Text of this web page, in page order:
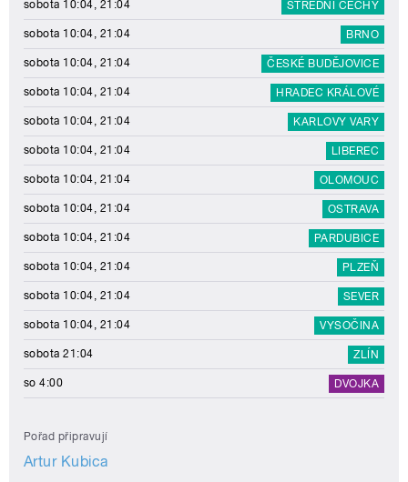
sobota 10:04, 21:04 STŘEDNÍ ČECHY
sobota 10:04, 21:04 BRNO
sobota 10:04, 21:04 ČESKÉ BUDĚJOVICE
sobota 10:04, 21:04 HRADEC KRÁLOVÉ
sobota 10:04, 21:04 KARLOVY VARY
sobota 10:04, 21:04 LIBEREC
sobota 10:04, 21:04 OLOMOUC
sobota 10:04, 21:04 OSTRAVA
sobota 10:04, 21:04 PARDUBICE
sobota 10:04, 21:04 PLZEŇ
sobota 10:04, 21:04 SEVER
sobota 10:04, 21:04 VYSOČINA
sobota 21:04 ZLÍN
so 4:00 DVOJKA
Pořad připravují
Artur Kubica